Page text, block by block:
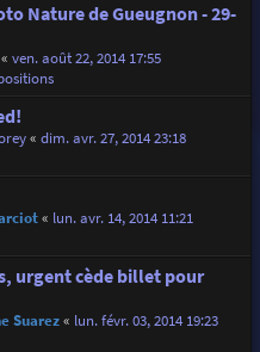
Nature de Gueugnon - 29-
ven. août 22, 2014 17:55
« dim. avr. 27, 2014 23:18
« lun. avr. 14, 2014 11:21
urgent cède billet pour
Suarez« lun. févr. 03, 2014 19:23